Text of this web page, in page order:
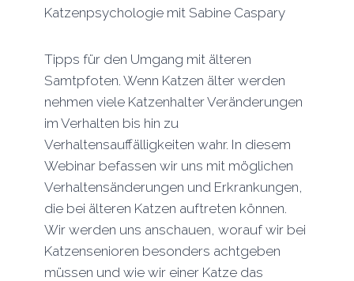
Katzenpsychologie mit Sabine Caspary
Tipps für den Umgang mit älteren
Samtpfoten. Wenn Katzen älter werden
nehmen viele Katzenhalter Veränderungen
im Verhalten bis hin zu
Verhaltensauffälligkeiten wahr. In diesem
Webinar befassen wir uns mit möglichen
Verhaltensänderungen und Erkrankungen,
die bei älteren Katzen auftreten können.
Wir werden uns anschauen, worauf wir bei
Katzensenioren besonders achtgeben
müssen und wie wir einer Katze das